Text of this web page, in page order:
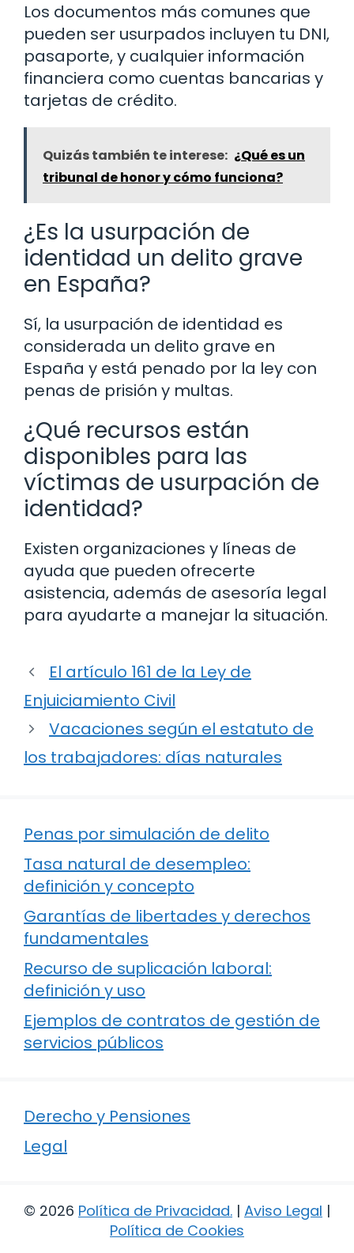
Los documentos más comunes que
pueden ser usurpados incluyen tu DNI,
pasaporte, y cualquier información
financiera como cuentas bancarias y
tarjetas de crédito.
Quizás también te interese: ¿Qué es un
tribunal de honor y cómo funciona?
¿Es la usurpación de
identidad un delito grave
en España?
Sí, la usurpación de identidad es
considerada un delito grave en
España y está penado por la ley con
penas de prisión y multas.
¿Qué recursos están
disponibles para las
víctimas de usurpación de
identidad?
Existen organizaciones y líneas de
ayuda que pueden ofrecerte
asistencia, además de asesoría legal
para ayudarte a manejar la situación.
El artículo 161 de la Ley de
Enjuiciamiento Civil
Vacaciones según el estatuto de
los trabajadores: días naturales
Penas por simulación de delito
Tasa natural de desempleo:
definición y concepto
Garantías de libertades y derechos
fundamentales
Recurso de suplicación laboral:
definición y uso
Ejemplos de contratos de gestión de
servicios públicos
Derecho y Pensiones
Legal
© 2026 Política de Privacidad. | Aviso Legal |
Política de Cookies